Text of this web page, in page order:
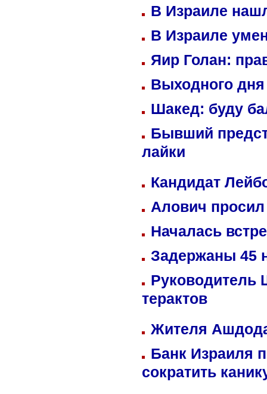
В Израиле
В Израиле
Яир Голан:
Выходного
Шакед: буду
Бывший
лайки
Кандидат
Алович просил
Началась
Задержаны 45
Руководитель
терактов
Жителя
Банк Израиля
сократить